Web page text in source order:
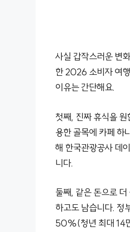
사실 갑작스러운 변
한 2026 소비자 여
이유는 간단해요.
첫째, 진짜 휴식을
용한 골목에 카페 하
해 한국관광공사 데
니다.
둘째, 같은 돈으로
하고도 남습니다. 정
50%(청년 최대 14